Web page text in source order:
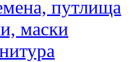
путлища
маски